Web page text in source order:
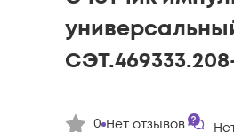
0 Нет отзывов